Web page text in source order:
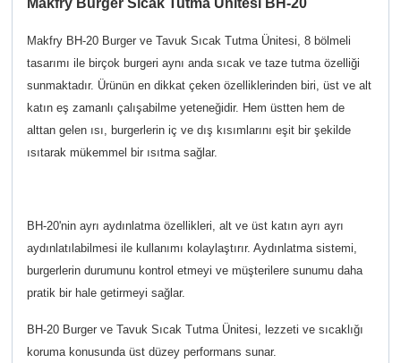
Makfry Burger Sıcak Tutma Ünitesi BH-20
Makfry BH-20 Burger ve Tavuk Sıcak Tutma Ünitesi, 8 bölmeli
tasarımı ile birçok burgeri aynı anda sıcak ve taze tutma özelliği
sunmaktadır. Ürünün en dikkat çeken özelliklerinden biri, üst ve alt
katın eş zamanlı çalışabilme yeteneğidir. Hem üstten hem de
alttan gelen ısı, burgerlerin iç ve dış kısımlarını eşit bir şekilde
ısıtarak mükemmel bir ısıtma sağlar.
BH-20'nin ayrı aydınlatma özellikleri, alt ve üst katın ayrı ayrı
aydınlatılabilmesi ile kullanımı kolaylaştırır. Aydınlatma sistemi,
burgerlerin durumunu kontrol etmeyi ve müşterilere sunumu daha
pratik bir hale getirmeyi sağlar.
BH-20 Burger ve Tavuk Sıcak Tutma Ünitesi, lezzeti ve sıcaklığı
koruma konusunda üst düzey performans sunar.